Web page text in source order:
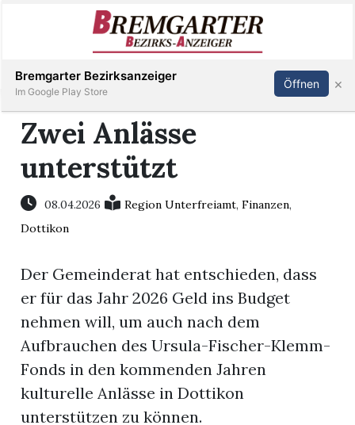
Immobilien
Veranstaltungen
E-
Newsletter
App
Inserieren Abonnieren Anmelden
Zwei Anlässe
unterstützt
08.04.2026 Region Unterfreiamt,Finanzen,
Dottikon
Der Gemeinderat hat entschieden, dass
er für das Jahr 2026 Geld ins Budget
nehmen will, um auch nach dem
Aufbrauchen des Ursula-Fischer-Klemm-
Fonds in den kommenden Jahren
kulturelle Anlässe in Dottikon
unterstützen zu können.
Bremgarter Bezirksanzeiger
Im Google Play Store
Öffnen ×